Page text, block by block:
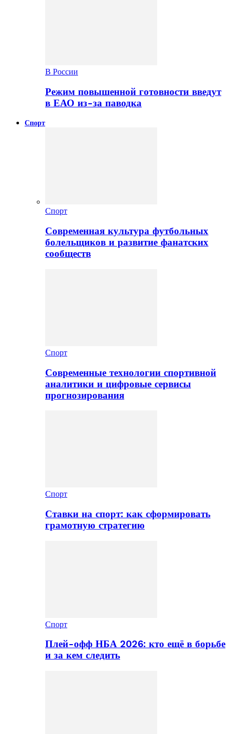
В России
Режим повышенной готовности введут
в ЕАО из-за паводка
Спорт
Спорт
Современная культура футбольных
болельщиков и развитие фанатских
сообществ
Спорт
Современные технологии спортивной
аналитики и цифровые сервисы
прогнозирования
Спорт
Ставки на спорт: как сформировать
грамотную стратегию
Спорт
Плей-офф НБА 2026: кто ещё в борьбе
и за кем следить